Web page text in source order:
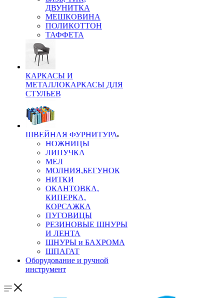
ДВУНИТКА
МЕШКОВИНА
ПОЛИКОТТОН
ТАФФЕТА
КАРКАСЫ И
МЕТАЛЛОКАРКАСЫ ДЛЯ
СТУЛЬЕВ
ШВЕЙНАЯ ФУРНИТУРА
НОЖНИЦЫ
ЛИПУЧКА
МЕЛ
МОЛНИЯ,БЕГУНОК
НИТКИ
ОКАНТОВКА,
КИПЕРКА,
КОРСАЖКА
ПУГОВИЦЫ
РЕЗИНОВЫЕ ШНУРЫ
И ЛЕНТА
ШНУРЫ и БАХРОМА
ШПАГАТ
Оборудование и ручной
инструмент